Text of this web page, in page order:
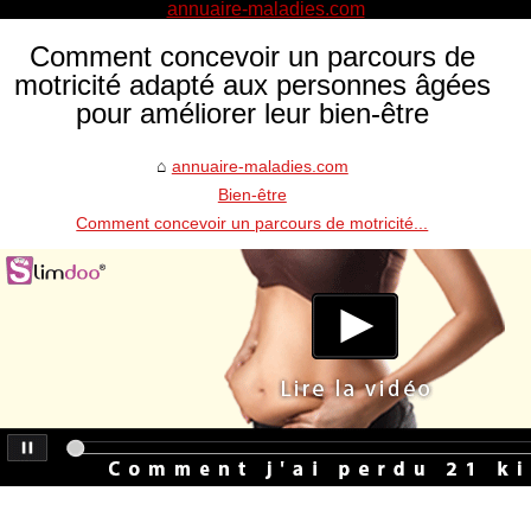
Comment concevoir un parcours de
motricité adapté aux personnes âgées
pour améliorer leur bien-être
annuaire-maladies.com
Bien-être
Comment concevoir un parcours de motricité...
annuaire-maladies.com